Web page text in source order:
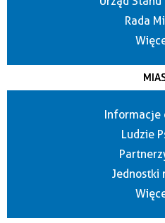
Rada
Informacje
Ludzie
Jednostki